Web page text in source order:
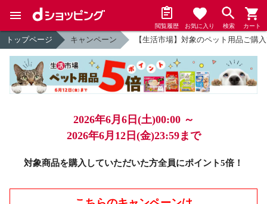
閲覧履歴 お気に入り 検索 カート
トップページ キャンペーン 【生活市場】対象のペット用品ご購
2026年6月6日(土)00:00 ～
2026年6月12日(金)23:59まで
対象商品を購入していただいた方全員にポイント5倍！